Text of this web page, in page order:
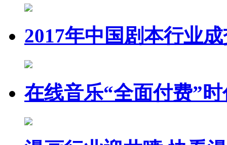
2017年中国剧本行业
在线音乐“全面付费”